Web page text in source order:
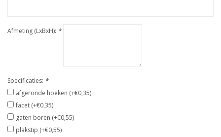
Afmeting (LxBxH): *
Specificaties: *
afgeronde hoeken (+€0,35)
facet (+€0,35)
gaten boren (+€0,55)
plakstip (+€0,55)